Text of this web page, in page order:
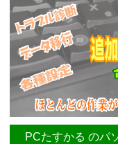
PCたすかる のパ